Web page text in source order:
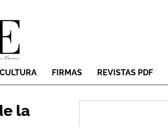
CULTURA FIRMAS REVISTAS PDF
la